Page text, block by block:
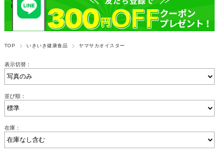
TOP いきいき健康食品 ヤマサカオイスター
表示切替：
並び順：
在庫：